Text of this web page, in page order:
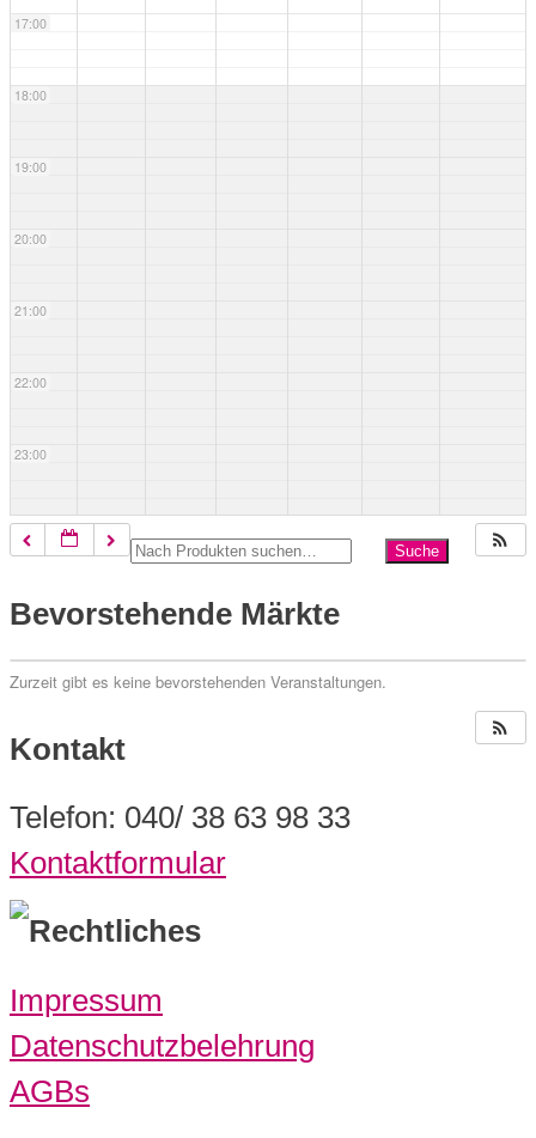
17:00
18:00
19:00
20:00
21:00
22:00
23:00
Bevorstehende Märkte
Zurzeit gibt es keine bevorstehenden Veranstaltungen.
Kontakt
Telefon: 040/ 38 63 98 33
Kontaktformular
Rechtliches
Impressum
Datenschutzbelehrung
AGBs